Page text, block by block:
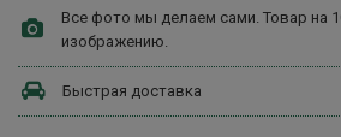
Все фото мы делаем сами. Товар на
изображению.
Быстрая доставка